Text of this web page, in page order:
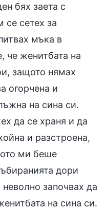
бях заета с
сетех за
мъка в
че женитбата на
защото нямах
огорчена и
на сина си.
да се храня и да
и разстроена,
ми беше
дори
започвах да
на сина си.